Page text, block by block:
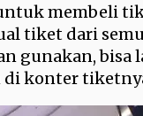
membeli
tiket dari
gunakan, bisa
di konter